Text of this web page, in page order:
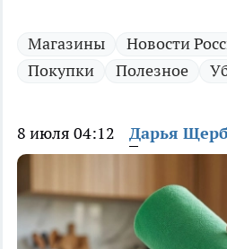
Магазины Новости
Покупки
Полезное
8 июля 04:12 Дарья